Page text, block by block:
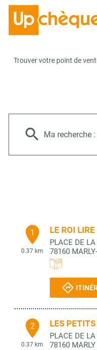
Trouver votre point de
Ma recherche :
1
0.37 km
LE ROI LIRE
PLACE DE LA
78160
2
0.37 km
LES
PLACE DE LA
78160